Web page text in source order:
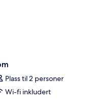
Plass til 2 personer
Wi-fi inkludert